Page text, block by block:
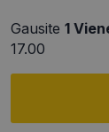
Gausite 1
17.00